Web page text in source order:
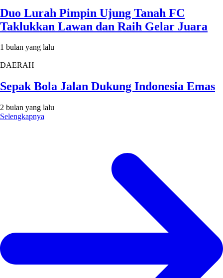
Duo Lurah Pimpin Ujung Tanah FC
Taklukkan Lawan dan Raih Gelar Juara
1 bulan yang lalu
DAERAH
Sepak Bola Jalan Dukung Indonesia Emas
2 bulan yang lalu
Selengkapnya